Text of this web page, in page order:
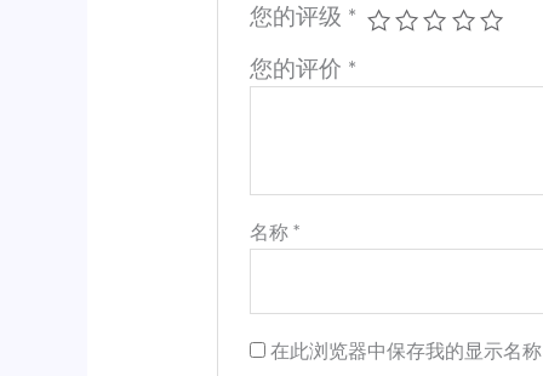
您的评级 *
您的评价 *
名称*
在此浏览器中保存我的显示名